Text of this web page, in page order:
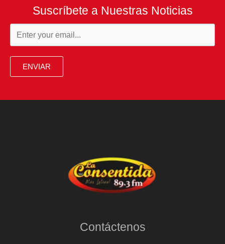
Suscríbete a Nuestras Noticias
ENVIAR
Contáctenos